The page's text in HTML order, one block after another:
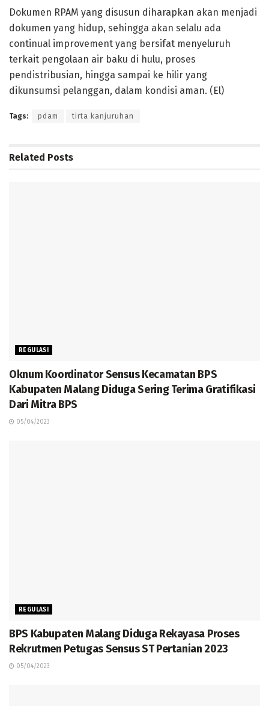
Dokumen RPAM yang disusun diharapkan akan menjadi
dokumen yang hidup, sehingga akan selalu ada
continual improvement yang bersifat menyeluruh
terkait pengolaan air baku di hulu, proses
pendistribusian, hingga sampai ke hilir yang
dikunsumsi pelanggan, dalam kondisi aman. (El)
Tags: pdam tirta kanjuruhan
Related Posts
REGULASI
Oknum Koordinator Sensus Kecamatan BPS
Kabupaten Malang Diduga Sering Terima Gratifikasi
Dari Mitra BPS
05/04/2023
REGULASI
BPS Kabupaten Malang Diduga Rekayasa Proses
Rekrutmen Petugas Sensus ST Pertanian 2023
05/04/2023